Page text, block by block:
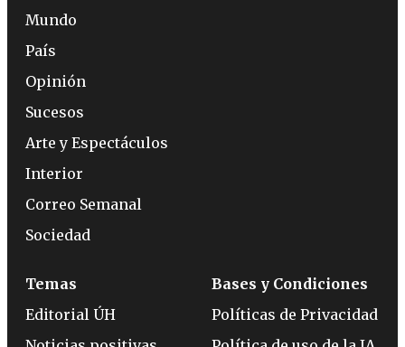
Mundo
País
Opinión
Sucesos
Arte y Espectáculos
Interior
Correo Semanal
Sociedad
Temas
Editorial ÚH
Bases y Condiciones
Políticas de Privacidad